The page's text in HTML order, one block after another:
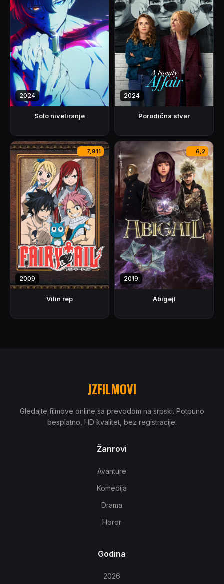
2024
Solo niveliranje
2024
Porodična stvar
7,911
2009
Vilin rep
6,2
2019
Abigejl
JZFILMOVI
Gledajte filmove online sa prevodom na srpski. Potpuno
besplatno, HD kvalitet, bez registracije.
Žanrovi
Avanture
Komedija
Drama
Horor
Godina
2026